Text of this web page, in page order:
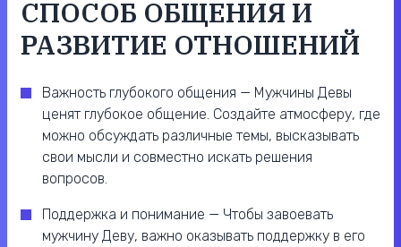
СПОСОБ ОБЩЕНИЯ И
РАЗВИТИЕ ОТНОШЕНИЙ
Важность глубокого общения — Мужчины Девы
ценят глубокое общение. Создайте атмосферу, где
можно обсуждать различные темы, высказывать
свои мысли и совместно искать решения
вопросов.
Поддержка и понимание — Чтобы завоевать
мужчину Деву, важно оказывать поддержку в его